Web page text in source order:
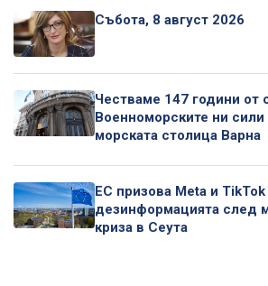
Събота, 8 август 2026
Честваме 147 години от
Военноморските ни
морската столица Варна
ЕС призова Meta и
дезинформацията след
криза в Сеута